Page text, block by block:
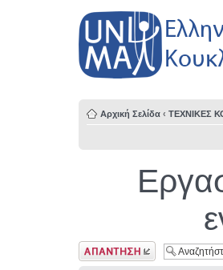
Αρχική Σελίδα ‹ ΤΕΧΝΙΚΕΣ
Δημιουργία
απάντησης